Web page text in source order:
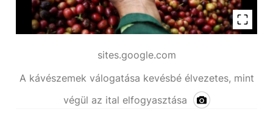
sites.google.com
A kávészemek válogatása kevésbé élvezetes, mint
végül az ital elfogyasztása